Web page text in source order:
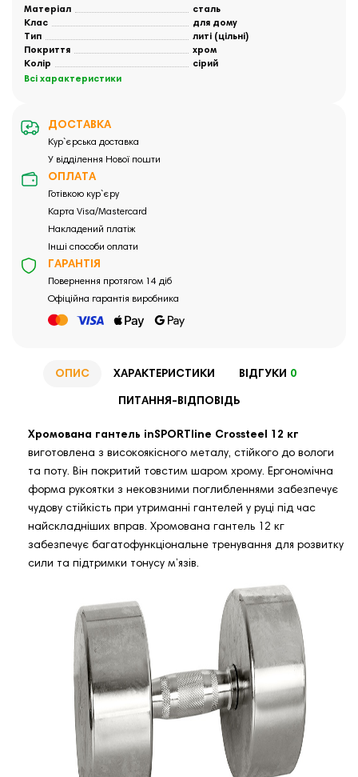
Матеріал
сталь
Клас
для дому
Тип
литі (цільні)
Покриття
хром
Колір
сірий
Всі характеристики
ДОСТАВКА
Кур`єрська доставка
У відділення Нової пошти
ОПЛАТА
Готівкою кур`єру
Карта Visa/Mastercard
Накладений платіж
Інші способи оплати
ГАРАНТІЯ
Повернення протягом 14 діб
Офіційна гарантія виробника
ОПИС ХАРАКТЕРИСТИКИ ВІДГУКИ 0
ПИТАННЯ-ВІДПОВІДЬ
Хромована гантель inSPORTline Crossteel 12 кг
виготовлена ​​з високоякісного металу, стійкого до вологи
та поту. Він покритий товстим шаром хрому. Ергономічна
форма рукоятки з нековзними поглибленнями забезпечує
чудову стійкість при утриманні гантелей у руці під час
найскладніших вправ. Хромована гантель 12 кг
забезпечує багатофункціональне тренування для розвитку
сили та підтримки тонусу м’язів.